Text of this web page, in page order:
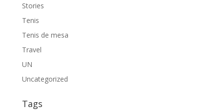
Stories
Tenis
Tenis de mesa
Travel
UN
Uncategorized
Tags